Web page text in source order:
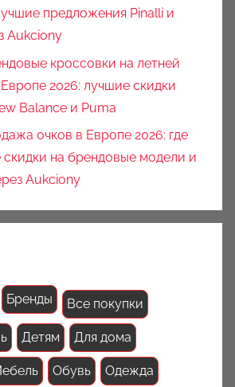
предложения Pinalli и
Aukciony
кроссовки на летней
2026: лучшие скидки
Balance и Puma
очков в Европе 2026: где
скидки на брендовые модели и
Aukciony
Бренды Все покупки
Детям Для дома
Обувь Одежда